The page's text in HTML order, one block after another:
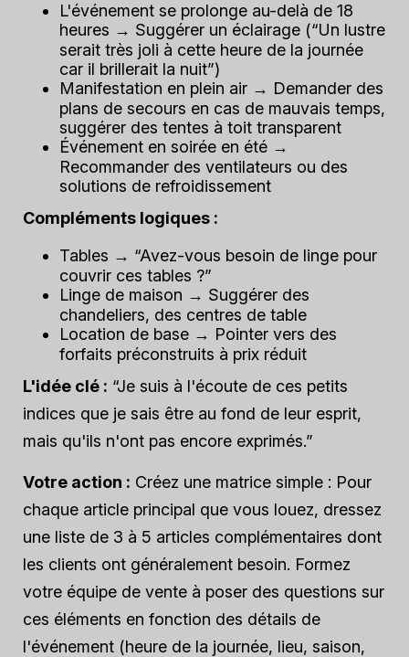
L'événement se prolonge au-delà de 18
heures → Suggérer un éclairage (“Un lustre
serait très joli à cette heure de la journée
car il brillerait la nuit”)
Manifestation en plein air → Demander des
plans de secours en cas de mauvais temps,
suggérer des tentes à toit transparent
Événement en soirée en été →
Recommander des ventilateurs ou des
solutions de refroidissement
Compléments logiques :
Tables → “Avez-vous besoin de linge pour
couvrir ces tables ?”
Linge de maison → Suggérer des
chandeliers, des centres de table
Location de base → Pointer vers des
forfaits préconstruits à prix réduit
L'idée clé : “Je suis à l'écoute de ces petits
indices que je sais être au fond de leur esprit,
mais qu'ils n'ont pas encore exprimés.”
Votre action : Créez une matrice simple : Pour
chaque article principal que vous louez, dressez
une liste de 3 à 5 articles complémentaires dont
les clients ont généralement besoin. Formez
votre équipe de vente à poser des questions sur
ces éléments en fonction des détails de
l'événement (heure de la journée, lieu, saison,